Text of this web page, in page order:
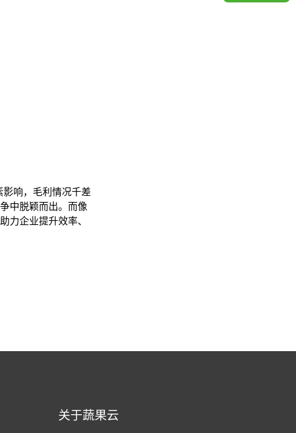
响，毛利情况千差
中脱颖而出。而像
力企业提升效率、
关于蔬果云